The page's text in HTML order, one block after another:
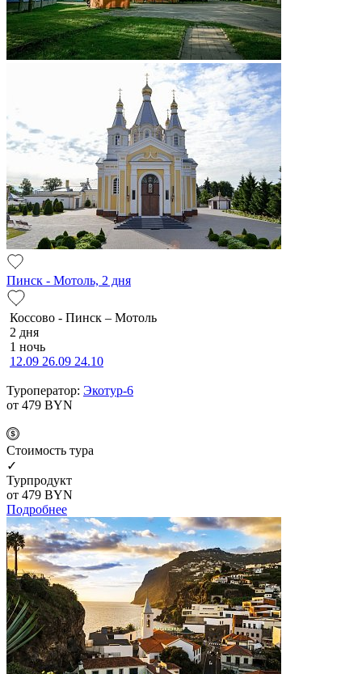
Пинск - Мотоль, 2 дня
Коссово - Пинск – Мотоль
2 дня
1 ночь
12.09 26.09 24.10
Туроператор: Экотур-6
от 479 BYN
Cтоимость тура
✓
Турпродукт
от 479 BYN
Подробнее